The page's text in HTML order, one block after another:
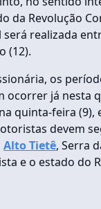
da Revolução
será realizada
(12).
os
ocorrer já nesta
quinta-feira (9),
devem
Alto Tietê, Serra
e o estado do